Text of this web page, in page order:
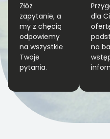
Złóż
zapytanie, a
my z chęcią
odpowiemy
na wszystkie
Twoje
pytania.
dla
na